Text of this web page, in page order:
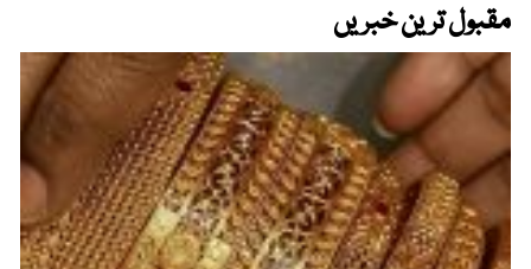
مقبول ترین خبریں